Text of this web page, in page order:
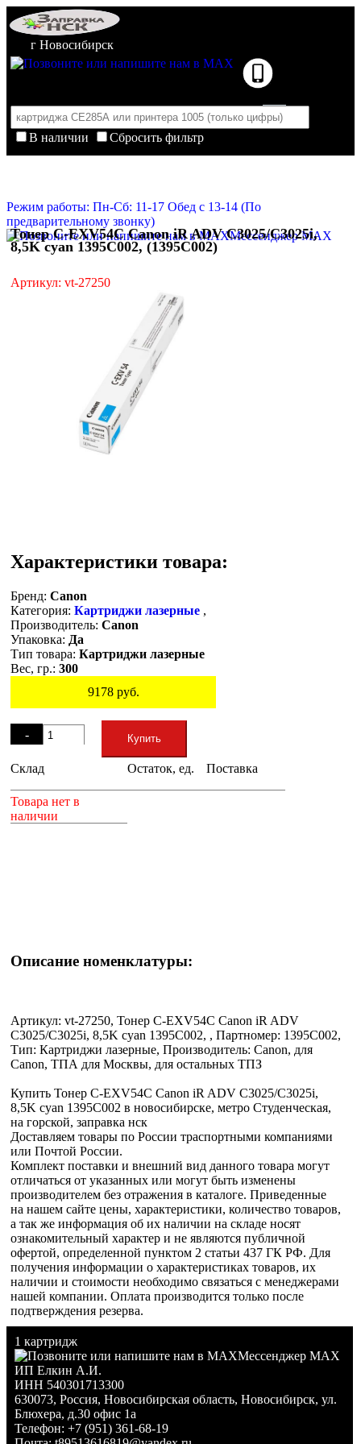
г Новосибирск
В наличии
Сбросить фильтр
Корзина пуста
Режим работы: Пн-Сб: 11-17 Обед с 13-14 (По
предварительному звонку)
Мессенджер MAX
Тонер C-EXV54C Canon iR ADV C3025/C3025i,
8,5K cyan 1395C002, (1395C002)
Артикул: vt-27250
Характеристики товара:
Бренд: Canon
Категория: Картриджи лазерные ,
Производитель: Canon
Упаковка: Да
Тип товара: Картриджи лазерные
Вес, гр.: 300
9178руб.
-
+
Купить
Склад Остаток, ед. Поставка
Товара нет в
наличии
Описание номенклатуры:
Артикул: vt-27250, Тонер C-EXV54C Canon iR ADV
C3025/C3025i, 8,5K cyan 1395C002, , Партномер: 1395C002,
Тип: Картриджи лазерные, Производитель: Canon, для
Canon, ТПА для Москвы, для остальных ТПЗ
Купить Тонер C-EXV54C Canon iR ADV C3025/C3025i,
8,5K cyan 1395C002 в новосибирске, метро Студенческая,
на горской, заправка нск
Доставляем товары по России траспортными компаниями
или Почтой России.
Комплект поставки и внешний вид данного товара могут
отличаться от указанных или могут быть изменены
производителем без отражения в каталоге. Приведенные
на нашем сайте цены, характеристики, количество товаров,
а так же информация об их наличии на складе носят
ознакомительный характер и не являются публичной
офертой, определенной пунктом 2 статьи 437 ГК РФ. Для
получения информации о характеристиках товаров, их
наличии и стоимости необходимо связаться с менеджерами
нашей компании. Оплата производится только после
подтверждения резерва.
1 картридж
Мессенджер MAX
ИП Елкин А.И.
ИНН 540301713300
630073, Россия, Новосибирская область, Новосибирск, ул.
Блюхера, д.30 офис 1а
Телефон: +7 (951) 361-68-19